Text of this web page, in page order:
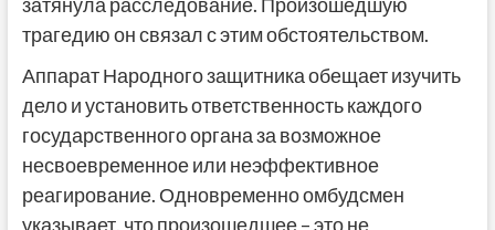
трагедию он связал с этим обстоятельством.
Аппарат Народного защитника обещает изучить
дело и установить ответственность каждого
государственного органа за возможное
несвоевременное или неэффективное
реагирование. Одновременно омбудсмен
указывает, что произошедшее – это не